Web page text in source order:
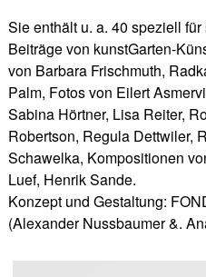
Sie enthält u. a. 40 speziell
Beiträge von kunstGarten-
von Barbara Frischmuth,
Palm, Fotos von Eilert
Sabina Hörtner, Lisa Reiter,
Robertson, Regula Dettwiler,
Schawelka, Kompositionen
Luef, Henrik Sande.
Konzept und Gestaltung:
(Alexander Nussbaumer &.